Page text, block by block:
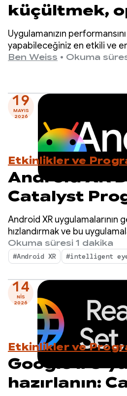
küçültmek,
etmek ve
kullanma
Uygulamanızın
yapabileceğiniz en etkili ve
değişiklikle başlıyoruz: R8
Ben Weiss • Okuma
19
MAYIS
2026
Etkinlikler ve
Android XR
Catalyst
geleceğe
geliştirmeler
Hemen
Android XR uygulamalarının
hızlandırmak ve bu
içinde kullanıma sunulmasını
olarak tasarlanan Android
Programı'na başvuruları
Okuma süresi 1 dakika
#Android XR #intelligent
14
NIS
2026
Etkinlikler ve
Google I/
hazırlanın: